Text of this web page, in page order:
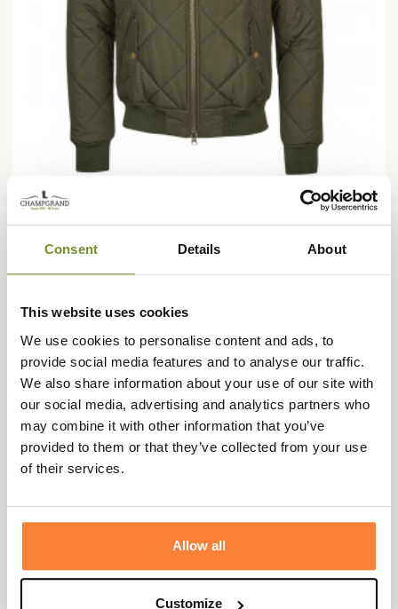
Consent Details About
This website uses cookies
We use cookies to personalise content and ads, to
provide social media features and to analyse our traffic.
We also share information about your use of our site with
our social media, advertising and analytics partners who
may combine it with other information that you’ve
provided to them or that they’ve collected from your use
of their services.
Allow all
Customize
BARBOUR